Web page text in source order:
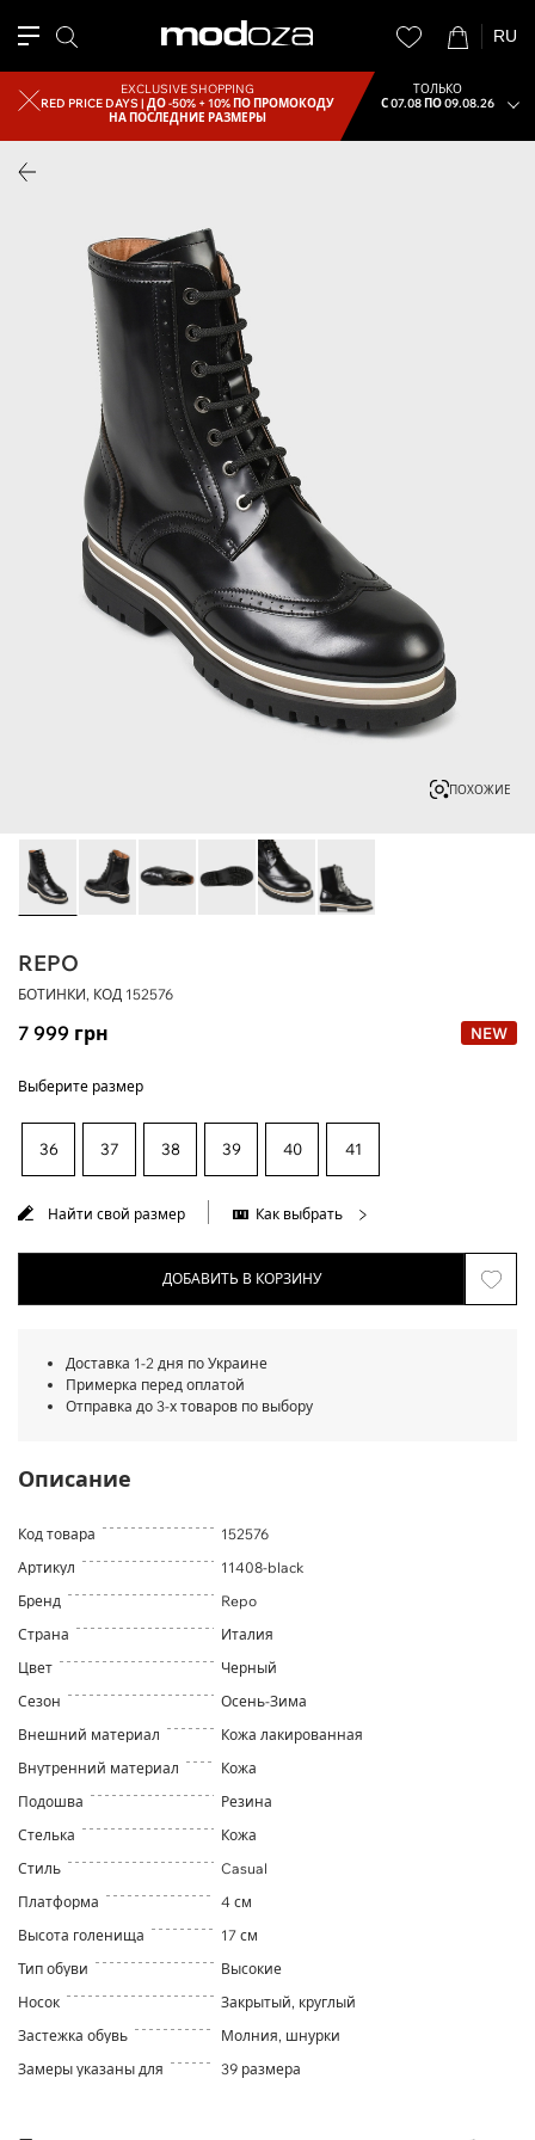
RU
EXCLUSIVE SHOPPING
RED PRICE DAYS |ДО -50% + 10% ПО ПРОМОКОДУ
НА ПОСЛЕДНИЕ РАЗМЕРЫ
ТОЛЬКО
С 07.08 ПО 09.08.26
ПОХОЖИЕ
REPO
БОТИНКИ, КОД 152576
7 999 грн NEW
Выберите размер
36 37 38 39 40 41
Найти свой размер Как выбрать
ДОБАВИТЬ В КОРЗИНУ
Доставка 1-2 дня по Украине
Примерка перед оплатой
Отправка до 3-х товаров по выбору
Описание
Код товара
152576
Артикул
11408-black
Бренд
Repo
Страна
Италия
Цвет
Черный
Сезон
Осень-Зима
Внешний материал
Кожа лакированная
Внутренний материал
Кожа
Подошва
Резина
Стелька
Кожа
Стиль
Casual
Платформа
4 см
Высота голенища
17 см
Тип обуви
Высокие
Носок
Закрытый, круглый
Застежка обувь
Молния, шнурки
Замеры указаны для
39 размера